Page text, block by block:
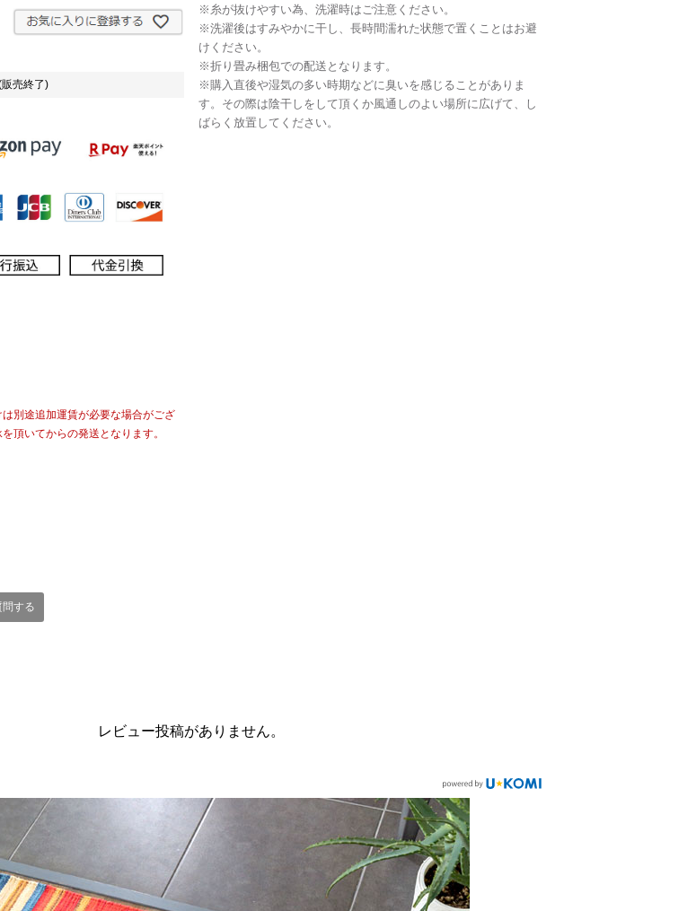
売終了)
別途追加運賃が必要な場合がござ
頂いてからの発送となります。
※糸が抜けやすい為、洗濯時はご注意ください。
※洗濯後はすみやかに干し、長時間濡れた状態で置くことはお避
けください。
※折り畳み梱包での配送となります。
※購入直後や湿気の多い時期などに臭いを感じることがありま
す。その際は陰干しをして頂くか風通しのよい場所に広げて、し
ばらく放置してください。
問する
レビュー投稿がありません。